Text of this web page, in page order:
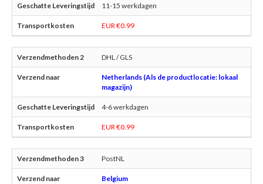
11-15 werkdagen
EUR €0.99
DHL / GLS
Netherlands (Als de productlocatie: lokaal
magazijn)
4-6 werkdagen
EUR €0.99
PostNL
Belgium